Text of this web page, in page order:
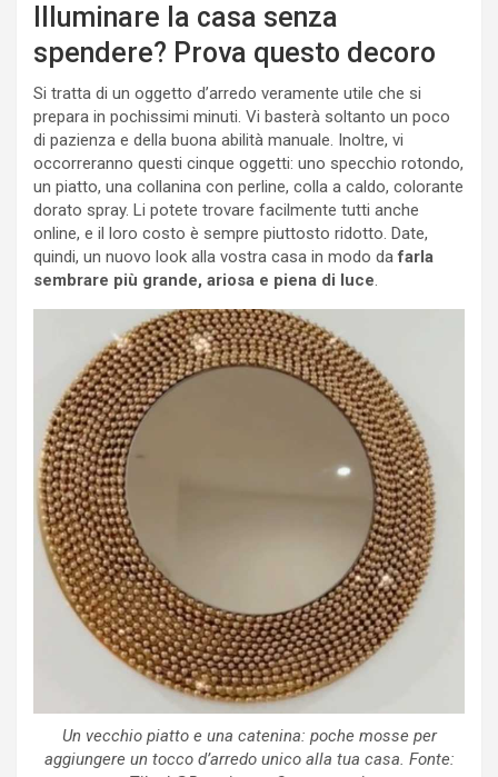
Illuminare la casa senza
spendere? Prova questo decoro
Si tratta di un oggetto d’arredo veramente utile che si
prepara in pochissimi minuti. Vi basterà soltanto un poco
di pazienza e della buona abilità manuale. Inoltre, vi
occorreranno questi cinque oggetti: uno specchio rotondo,
un piatto, una collanina con perline, colla a caldo, colorante
dorato spray. Li potete trovare facilmente tutti anche
online, e il loro costo è sempre piuttosto ridotto. Date,
quindi, un nuovo look alla vostra casa in modo dafarla
sembrare più grande, ariosa e piena di luce.
Un vecchio piatto e una catenina: poche mosse per
aggiungere un tocco d’arredo unico alla tua casa. Fonte: